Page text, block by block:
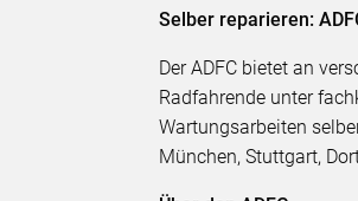
Selber reparieren:
Der ADFC bietet an
Radfahrende unter
Wartungsarbeiten
München, Stuttgart,